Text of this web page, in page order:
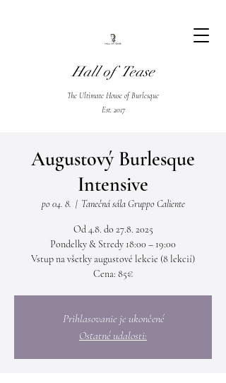
Hall of Tease
The Ultimate House of Burlesque
Est. 2017
Augustový Burlesque
Intensive
po 04. 8.
  |
Tanečná sála Gruppo Caliente
Od 4.8. do 27.8. 2025
Pondelky & Stredy 18:00 – 19:00
Vstup na všetky augustové lekcie (8 lekcií)
Cena: 85€
Prihlasovanie je ukončené
Ostatné udalosti: